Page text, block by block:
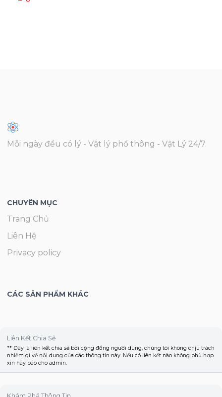
Mỗi ngày đều có lý - Vật lý phổ thông - Vật Lý 24/7.
CHUYÊN MỤC
Trang Chủ
Liên Hệ
Privacy policy
CÁC SẢN PHẨM KHÁC
Liên Kết Chia Sẻ
** Đây là liên kết chia sẻ bởi cộng đồng người dùng, chúng tôi không chịu trách
nhiệm gì về nội dung của các thông tin này. Nếu có liên kết nào không phù hợp
xin hãy báo cho admin.